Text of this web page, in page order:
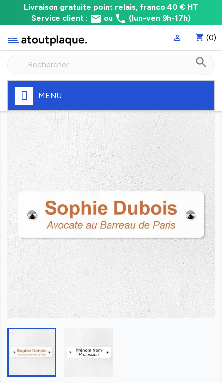
Livraison gratuite point relais, franco 40 € HT
Service client : email ou phone (lun-ven 9h-17h)
Livraison
relais,
franco
Fabrication
express
shopping_cart (0)

search
MENU